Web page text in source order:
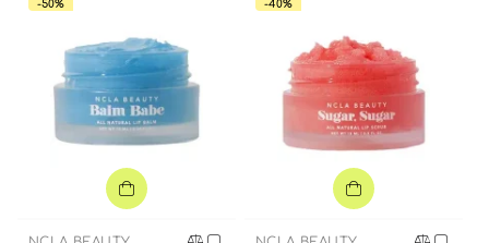
-50% -40%
Вход Регистрация
Номер телефона